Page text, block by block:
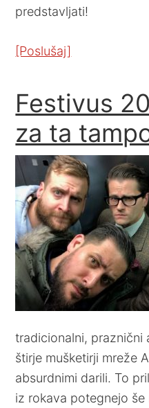
predstavljati!
[Poslušaj]
Festivus
za ta
tradicionalni, praznični
štirje mušketirji mreže
absurdnimi darili. To
iz rokava potegnejo